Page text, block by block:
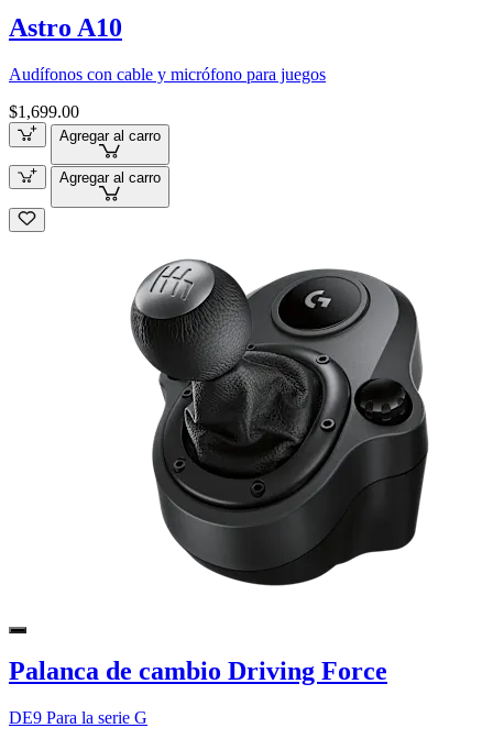
Astro A10
Audífonos con cable y micrófono para juegos
$1,699.00
Agregar al carro
Agregar al carro
Palanca de cambio Driving Force
DE9 Para la serie G